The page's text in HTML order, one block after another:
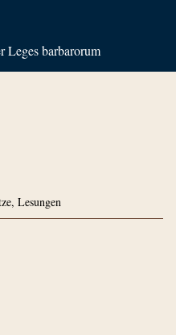
Leges barbarorum
Lesungen